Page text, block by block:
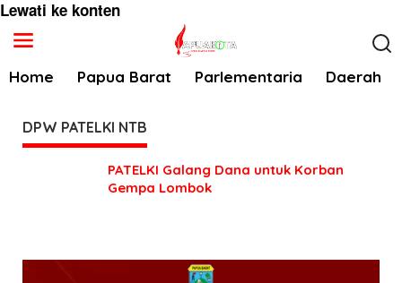
Lewati ke konten
Home Papua Barat Parlementaria Daerah
DPW PATELKI NTB
PATELKI Galang Dana untuk Korban
Gempa Lombok